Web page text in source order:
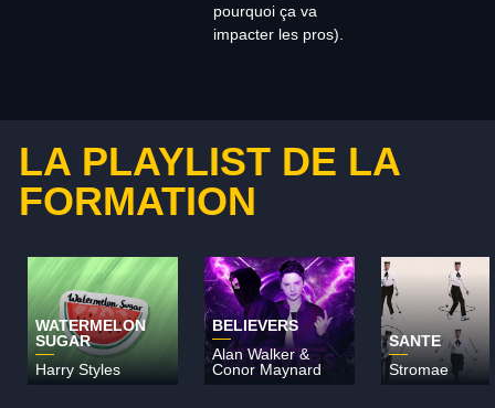
pourquoi ça va
impacter les pros).
LA PLAYLIST DE LA
FORMATION
WATERMELON
SUGAR
Harry Styles
BELIEVERS
Alan Walker &
Conor Maynard
SANTE
Stromae